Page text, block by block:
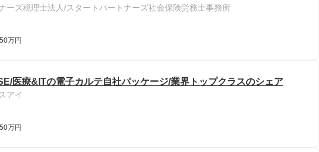
ーズ税理士法人/スタートパートナーズ社会保険労務士事務所
万円
医療&ITの電子カルテ自社パッケージ/業界トップクラスのシェア
アイ
万円